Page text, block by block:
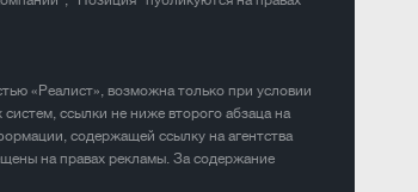
«Реалист», возможна только при условии
ссылки не ниже второго абзаца на
содержащей ссылку на агентства
на правах рекламы. За содержание